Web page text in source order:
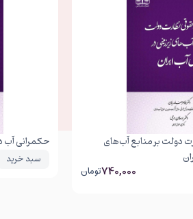
دولت بر منابع آب‌های
740,000تومان
حکمرانی آب
سبد خرید